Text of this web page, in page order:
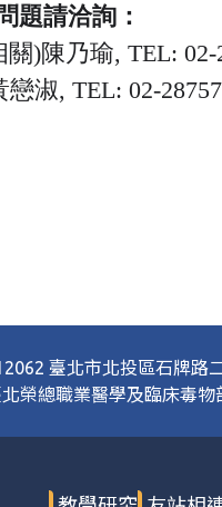
題請洽詢：
)陳乃瑜, TEL:
淑, TEL: 02-
臺北市北投區石牌路
榮總職業醫學及臨床毒物